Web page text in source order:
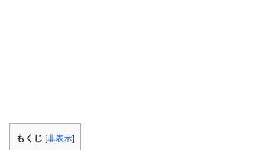
もくじ [非表示]